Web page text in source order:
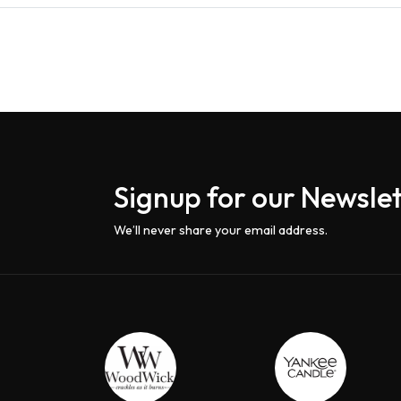
Signup for our
We’ll never share your email address.